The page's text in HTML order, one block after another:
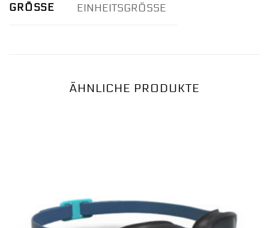
GRÖSSE EINHEITSGRÖSSE
ÄHNLICHE PRODUKTE